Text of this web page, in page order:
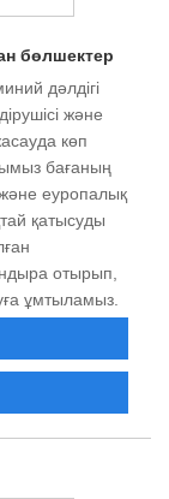
бөлшектер
дәлдігі
және
көп
бағаның
және еуропалық
қатысуды
отырып,
ұмтыламыз.